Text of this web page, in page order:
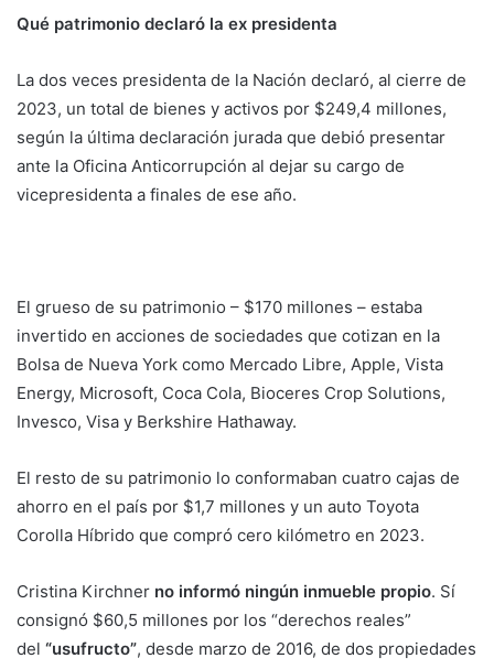
Qué patrimonio declaró la ex presidenta
La dos veces presidenta de la Nación declaró, al cierre de
2023, un total de bienes y activos por $249,4 millones,
según la última declaración jurada que debió presentar
ante la Oficina Anticorrupción al dejar su cargo de
vicepresidenta a finales de ese año.
El grueso de su patrimonio – $170 millones – estaba
invertido en acciones de sociedades que cotizan en la
Bolsa de Nueva York como Mercado Libre, Apple, Vista
Energy, Microsoft, Coca Cola, Bioceres Crop Solutions,
Invesco, Visa y Berkshire Hathaway.
El resto de su patrimonio lo conformaban cuatro cajas de
ahorro en el país por $1,7 millones y un auto Toyota
Corolla Híbrido que compró cero kilómetro en 2023.
Cristina Kirchner no informó ningún inmueble propio. Sí
consignó $60,5 millones por los “derechos reales”
del “usufructo”, desde marzo de 2016, de dos propiedades